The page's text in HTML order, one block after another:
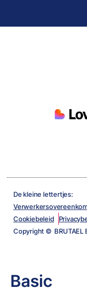
De kleine lettertjes:
Cookiebeleid
Copyright © BRUTAEL
Basic